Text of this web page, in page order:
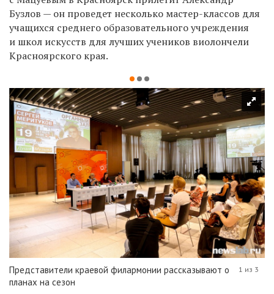
Бузлов — он проведет несколько мастер-классов для
учащихся среднего образовательного учреждения
и школ искусств для лучших учеников виолончели
Красноярского края.
Представители краевой филармонии рассказывают о
планах на сезон
1 из 3